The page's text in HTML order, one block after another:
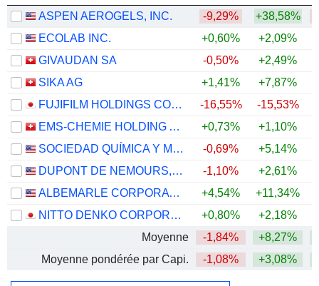
ASPEN AEROGELS, INC. -9,29% +38,58%
ECOLAB INC.
+0,60% +2,09%
GIVAUDAN SA
-0,50% +2,49%
SIKA AG
+1,41% +7,87%
FUJIFILM HOLDINGS CORPORATION
-16,55% -15,53%
EMS-CHEMIE HOLDING AG
+0,73% +1,10%
SOCIEDAD QUÍMICA Y MINERA DE CHILE S.A.
-0,69% +5,14%
DUPONT DE NEMOURS, INC.
-1,10% +2,61%
ALBEMARLE CORPORATION
+4,54% +11,34%
NITTO DENKO CORPORATION
+0,80% +2,18%
Moyenne
-1,84% +8,27%
Moyenne pondérée par Capi.
-1,08% +3,08%